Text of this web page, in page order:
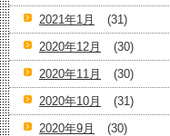
2021年1月
(31)
2020年12月
(30)
2020年11月
(30)
2020年10月
(31)
2020年9月
(30)